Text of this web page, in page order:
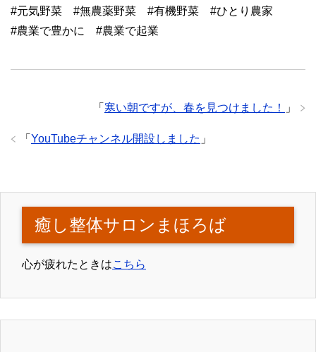
#元気野菜 #無農薬野菜 #有機野菜 #ひとり農家
#農業で豊かに #農業で起業
「 寒い朝ですが、春を見つけました！ 」
「 YouTubeチャンネル開設しました 」
癒し整体サロンまほろば
心が疲れたときはこちら